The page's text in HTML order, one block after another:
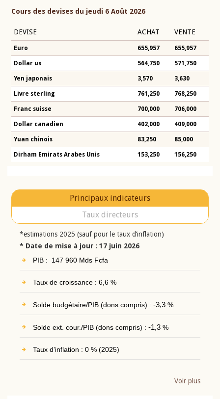
Cours des devises du jeudi 6 Août 2026
DEVISE ACHAT VENTE
Euro 655,957 655,957
Dollar us 564,750 571,750
Yen japonais 3,570 3,630
Livre sterling 761,250 768,250
Franc suisse 700,000 706,000
Dollar canadien 402,000 409,000
Yuan chinois 83,250 85,000
Dirham Emirats Arabes Unis 153,250 156,250
Principaux indicateurs
Taux directeurs
*estimations 2025 (sauf pour le taux d’inflation)
* Date de mise à jour : 17 juin 2026
PIB : 147 960 Mds Fcfa
Taux de croissance : 6,6 %
Solde budgétaire/PIB (dons compris) : -3,3%
Solde ext. cour./PIB (dons compris) : -1,3%
Taux d'inflation : 0 % (2025)
Voir plus